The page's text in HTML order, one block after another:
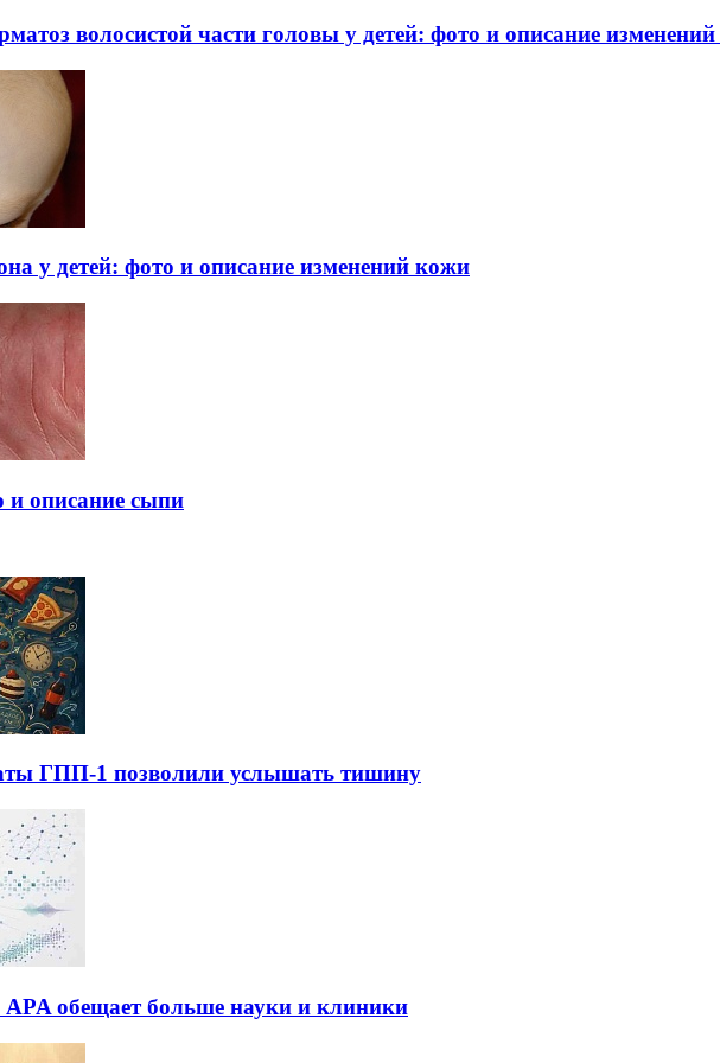
волосистой части головы у детей: фото и описание
у детей: фото и описание изменений кожи
и описание сыпи
ГПП-1 позволили услышать тишину
APA обещает больше науки и клиники